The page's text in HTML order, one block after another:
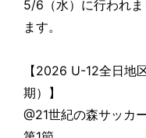
5/6（水）に行われ
ます。
【2026 U-12全日地
期）】
@21世紀の森サッカ